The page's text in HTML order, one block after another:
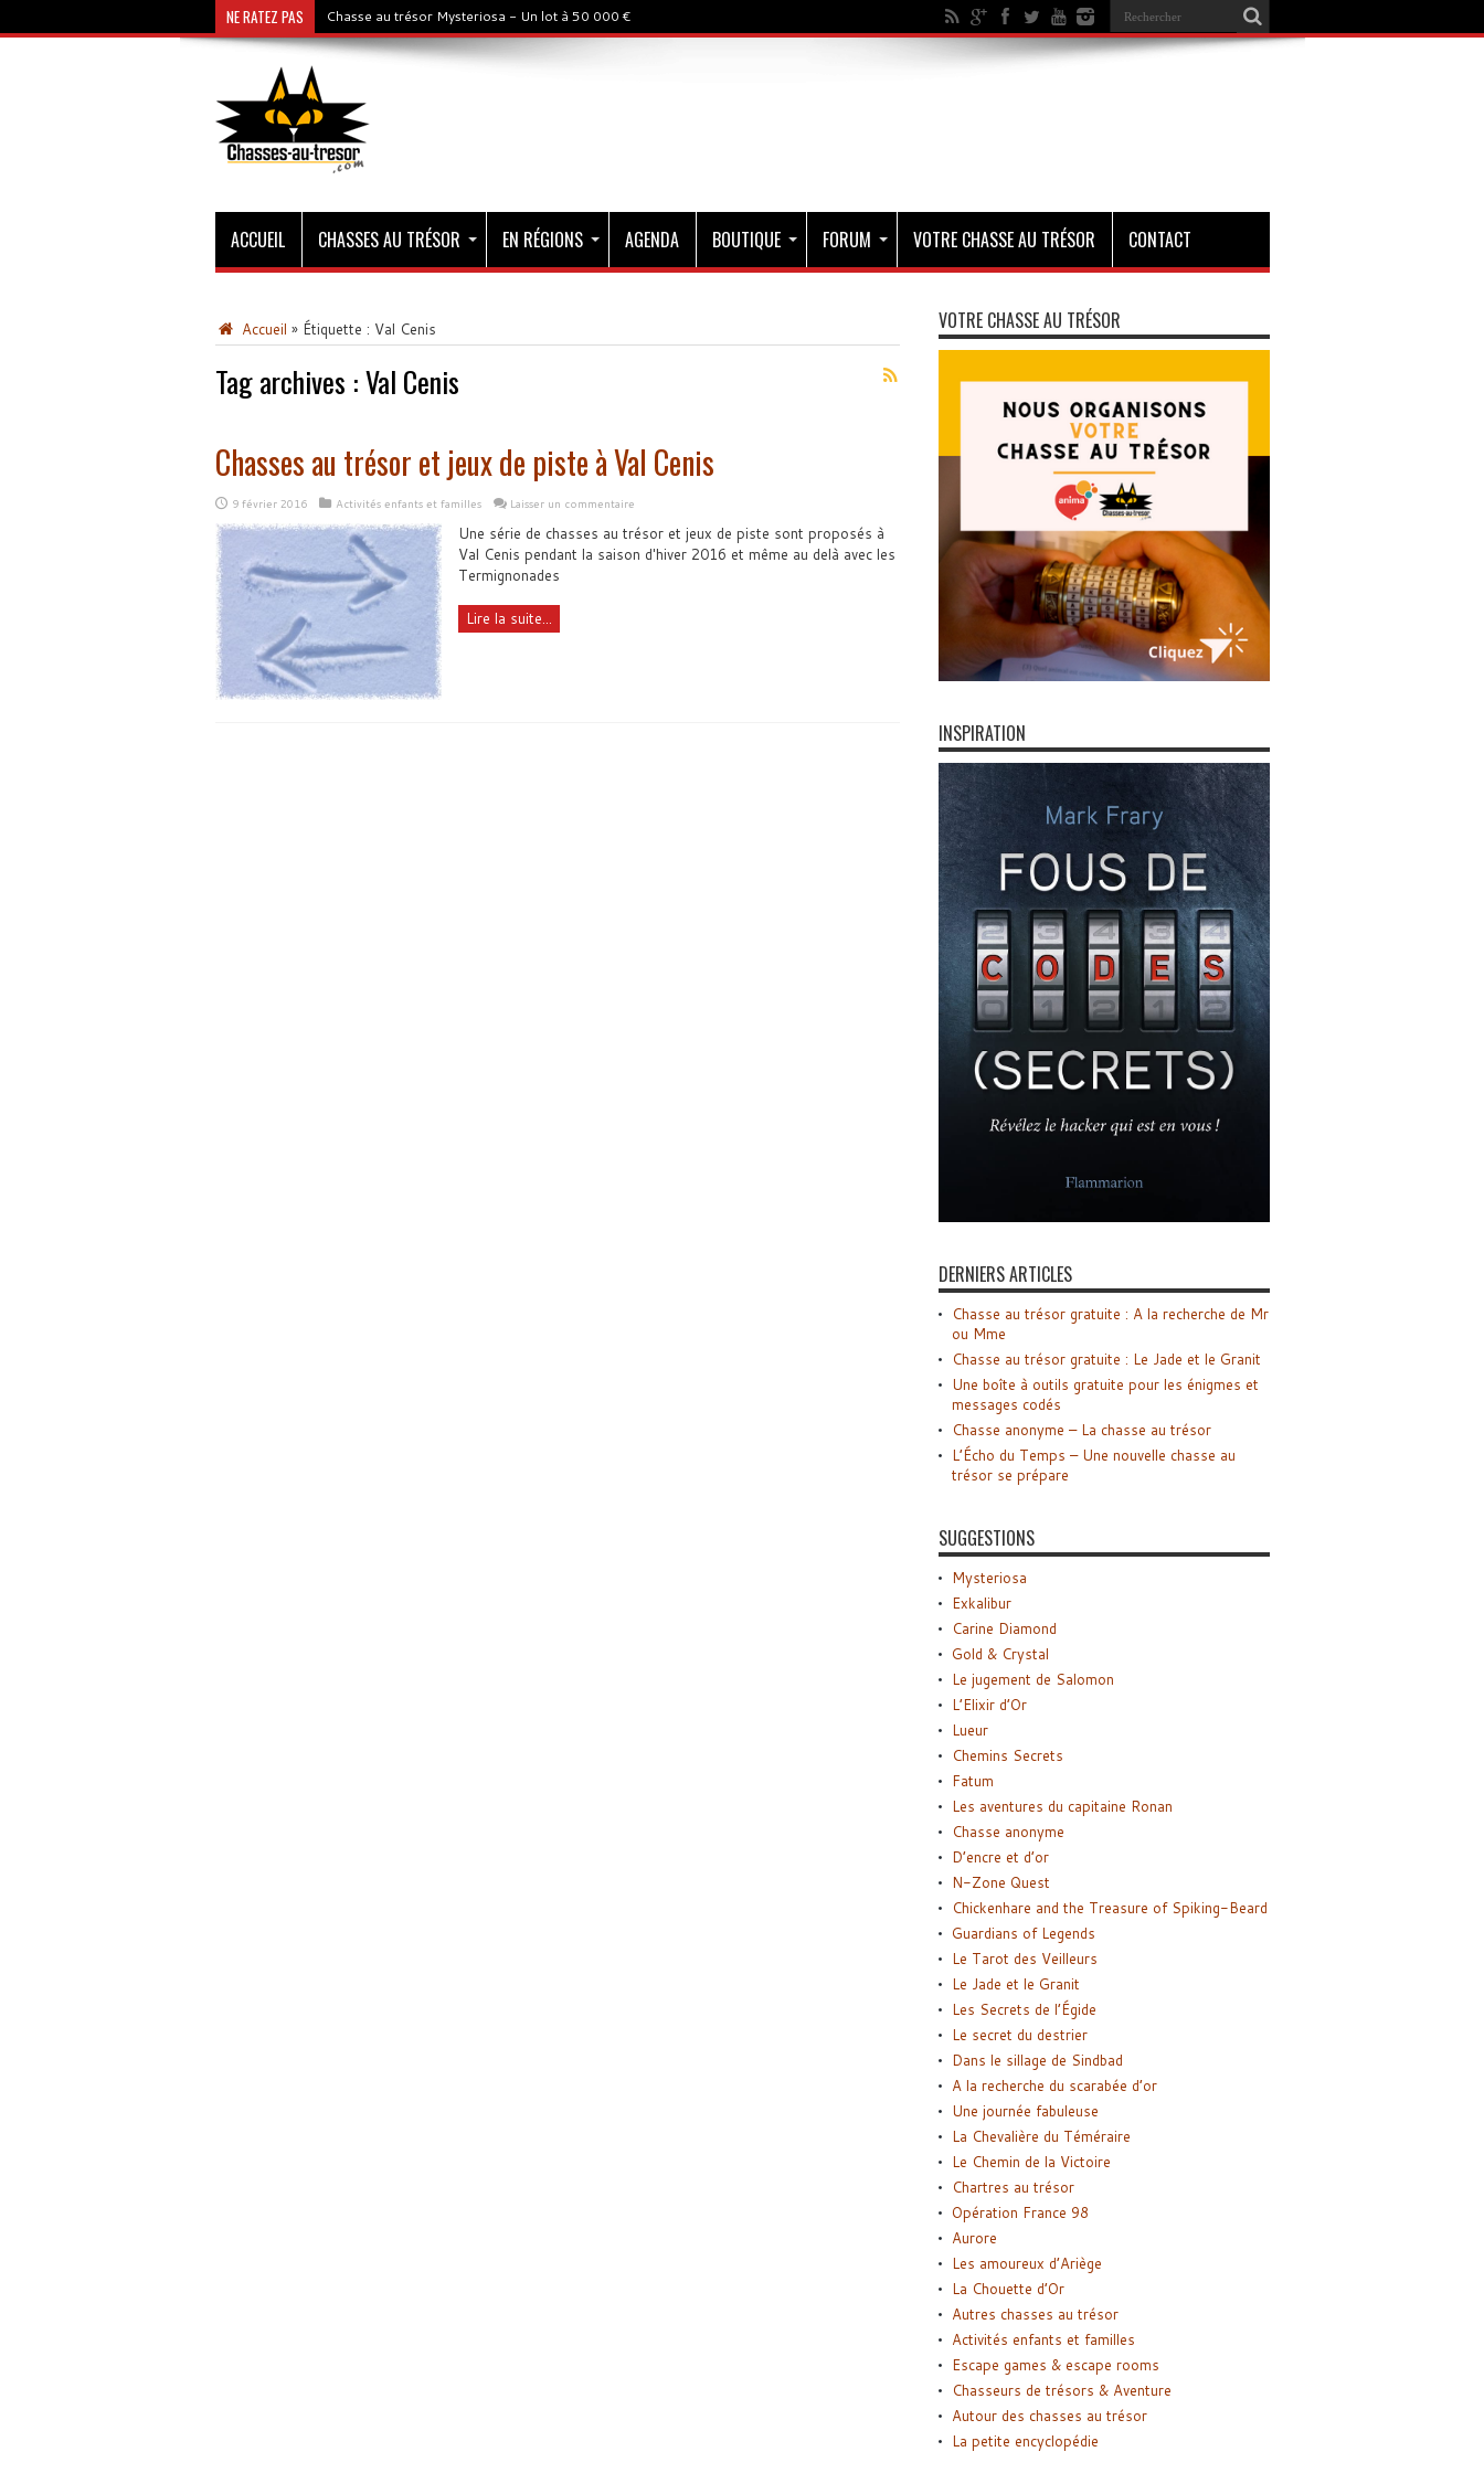
NE RATEZ PAS Chasse au trésor Mysteriosa - Un lot à 50 000 €
ACCUEIL CHASSES AU TRÉSOR EN RÉGIONS AGENDA BOUTIQUE FORUM VOTRE CHASSE AU TRÉSOR CONTACT
Accueil » Étiquette : Val Cenis
Tag archives :Val Cenis
Chasses au trésor et jeux de piste à Val Cenis
9 février 2016 Activités enfants et familles Laisser un commentaire
Une série de chasses au trésor et jeux de piste sont proposés à
Val Cenis pendant la saison d'hiver 2016 et même au delà avec les
Termignonades
Lire la suite...
VOTRE CHASSE AU TRÉSOR
INSPIRATION
DERNIERS ARTICLES
Chasse au trésor gratuite : A la recherche de Mr
ou Mme
Chasse au trésor gratuite : Le Jade et le Granit
Une boîte à outils gratuite pour les énigmes et
messages codés
Chasse anonyme – La chasse au trésor
L’Écho du Temps – Une nouvelle chasse au
trésor se prépare
SUGGESTIONS
Mysteriosa
Exkalibur
Carine Diamond
Gold & Crystal
Le jugement de Salomon
L’Elixir d’Or
Lueur
Chemins Secrets
Fatum
Les aventures du capitaine Ronan
Chasse anonyme
D’encre et d’or
N-Zone Quest
Chickenhare and the Treasure of Spiking-Beard
Guardians of Legends
Le Tarot des Veilleurs
Le Jade et le Granit
Les Secrets de l’Égide
Le secret du destrier
Dans le sillage de Sindbad
A la recherche du scarabée d’or
Une journée fabuleuse
La Chevalière du Téméraire
Le Chemin de la Victoire
Chartres au trésor
Opération France 98
Aurore
Les amoureux d’Ariège
La Chouette d’Or
Autres chasses au trésor
Activités enfants et familles
Escape games & escape rooms
Chasseurs de trésors & Aventure
Autour des chasses au trésor
La petite encyclopédie